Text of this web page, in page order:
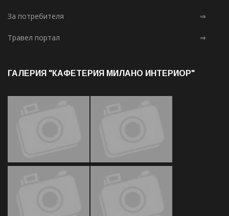
За потребителя ⇒
Травел портал ⇒
ГАЛЕРИЯ "КАФЕТЕРИЯ МИЛАНО ИНТЕРИОР"